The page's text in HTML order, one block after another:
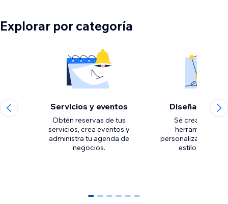
Explorar por categoría
Servicios y eventos
Obtén reservas de tus
servicios, crea eventos y
administra tu agenda de
negocios.
Diseña
Sé creativo con
herramientas
personalizar el
0 1 2 3 4 5